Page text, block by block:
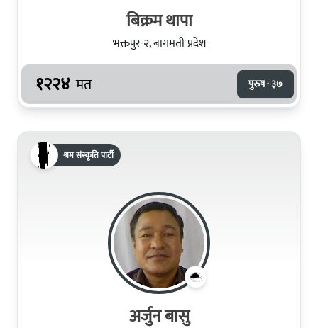
बिक्रम थापा
भक्तपुर-२, बागमती प्रदेश
१२२४ मत पुरुष · ३७
श्रम संस्कृति पार्टी
अर्जुन बासु